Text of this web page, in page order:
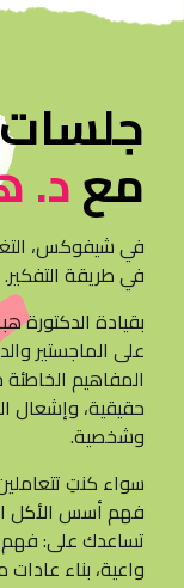
معد.
في شيفوكس،
في طريقة التفكير.
بقيادة الدكتورة
على الماجستير
المفاهيم
حقيقية، وإشعال
وشخصية.
سواء كنتِ
فهم أسس الأكل
تساعدك على: فهم
واعية، بناء